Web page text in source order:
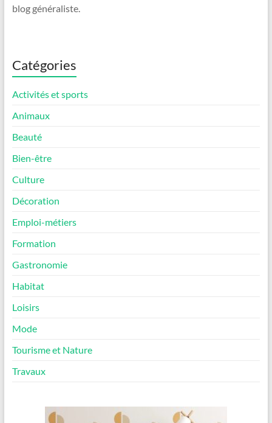
blog généraliste.
Catégories
Activités et sports
Animaux
Beauté
Bien-être
Culture
Décoration
Emploi-métiers
Formation
Gastronomie
Habitat
Loisirs
Mode
Tourisme et Nature
Travaux